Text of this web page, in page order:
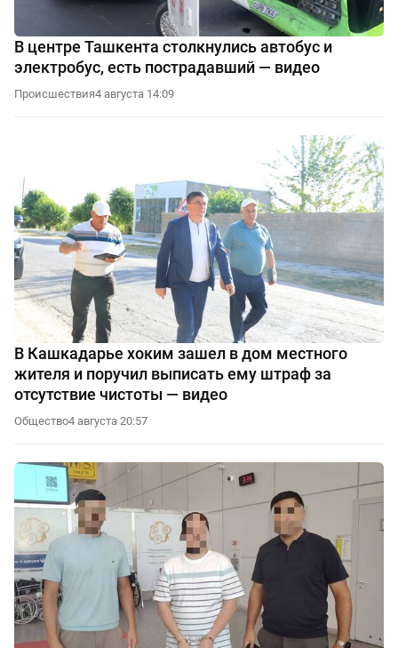
В центре Ташкента столкнулись автобус и
электробус, есть пострадавший — видео
Происшествия4 августа 14:09
В Кашкадарье хоким зашел в дом местного
жителя и поручил выписать ему штраф за
отсутствие чистоты — видео
Общество4 августа 20:57